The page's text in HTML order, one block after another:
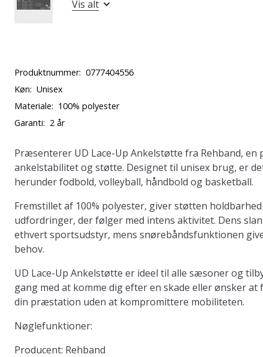
Vis alt
Produktnummer: 0777404556
Køn: Unisex
Materiale: 100% polyester
Garanti: 2 år
Præsenterer UD Lace-Up Ankelstøtte fra Rehband, en
ankelstabilitet og støtte. Designet til unisex brug, er
herunder fodbold, volleyball, håndbold og basketball.
Fremstillet af 100% polyester, giver støtten
udfordringer, der følger med intens aktivitet. Dens
ethvert sportsudstyr, mens snørebåndsfunktionen
behov.
UD Lace-Up Ankelstøtte er ideel til alle sæsoner og
gang med at komme dig efter en skade eller ønsker
din præstation uden at kompromittere mobiliteten.
Nøglefunktioner:
Producent: Rehband